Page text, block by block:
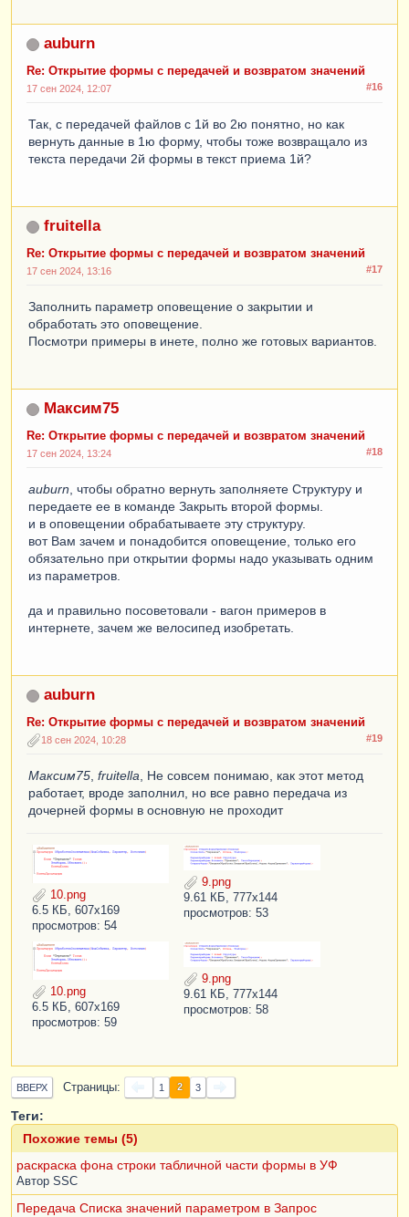
auburn
Re: Открытие формы с передачей и возвратом значений
#16
17 сен 2024, 12:07
Так, с передачей файлов с 1й во 2ю понятно, но как
вернуть данные в 1ю форму, чтобы тоже возвращало из
текста передачи 2й формы в текст приема 1й?
fruitella
Re: Открытие формы с передачей и возвратом значений
#17
17 сен 2024, 13:16
Заполнить параметр оповещение о закрытии и
обработать это оповещение.
Посмотри примеры в инете, полно же готовых вариантов.
Максим75
Re: Открытие формы с передачей и возвратом значений
#18
17 сен 2024, 13:24
auburn , чтобы обратно вернуть заполняете Структуру и
передаете ее в команде Закрыть второй формы.
и в оповещении обрабатываете эту структуру.
вот Вам зачем и понадобится оповещение, только его
обязательно при открытии формы надо указывать одним
из параметров.
да и правильно посоветовали - вагон примеров в
интернете, зачем же велосипед изобретать.
auburn
Re: Открытие формы с передачей и возвратом значений
#19
18 сен 2024, 10:28
Максим75, fruitella, Не совсем понимаю, как этот метод
работает, вроде заполнил, но все равно передача из
дочерней формы в основную не проходит
10.png
6.5 КБ, 607x169
просмотров: 54
9.png
9.61 КБ, 777x144
просмотров: 53
10.png
6.5 КБ, 607x169
просмотров: 59
9.png
9.61 КБ, 777x144
просмотров: 58
ВВЕРХ Страницы 1 2 3
Теги:
Похожие темы (5)
раскраска фона строки табличной части формы в УФ
Автор SSC
Передача Списка значений параметром в Запрос